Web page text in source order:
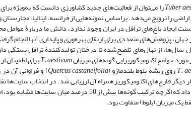
Tuberرا می‌توان از فعالیت‌های جدید کشاورزی دانست که به‌ویژه
را ترویج می‌دهد. براساس نمونه‌هایی از فرانسه، ایتالیا،
سنت ایجاد باغ‌های ترافل در ایران وجود ندارد، دانش ما دربارۀ عوامل
جهان، پژوهش‌های متعددی برای ارتقای بهره‌وری و پایداری آنها
سال‌ها، از نهال‌های تلقیح‌شده تا درختان تولیدکنندۀ ترافل بستگی
جوامع اکتومیکوریزایی گونه‌های میزبانT. aestivumبرای اطمینان
T.روی ریشۀ بلوط بلندمازو ( Quercuscastaneifolia ) و فراوانی آن
قارچ‌های اکتومیکوریز همراه آن ارزیابی شد. در انتخاب سایت‌ها
نظر گرفته شد. نتایج تحقیق نشان داد که اگرچه
یک میزبان (بلوط) متفاوت بود.